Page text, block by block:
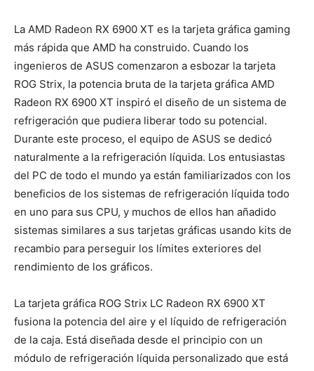
La AMD Radeon RX 6900 XT es la tarjeta gráfica gaming
más rápida que AMD ha construido. Cuando los
ingenieros de ASUS comenzaron a esbozar la tarjeta
ROG Strix, la potencia bruta de la tarjeta gráfica AMD
Radeon RX 6900 XT inspiró el diseño de un sistema de
refrigeración que pudiera liberar todo su potencial.
Durante este proceso, el equipo de ASUS se dedicó
naturalmente a la refrigeración líquida. Los entusiastas
del PC de todo el mundo ya están familiarizados con los
beneficios de los sistemas de refrigeración líquida todo
en uno para sus CPU, y muchos de ellos han añadido
sistemas similares a sus tarjetas gráficas usando kits de
recambio para perseguir los límites exteriores del
rendimiento de los gráficos.
La tarjeta gráfica ROG Strix LC Radeon RX 6900 XT
fusiona la potencia del aire y el líquido de refrigeración
de la caja. Está diseñada desde el principio con un
módulo de refrigeración líquida personalizado que está